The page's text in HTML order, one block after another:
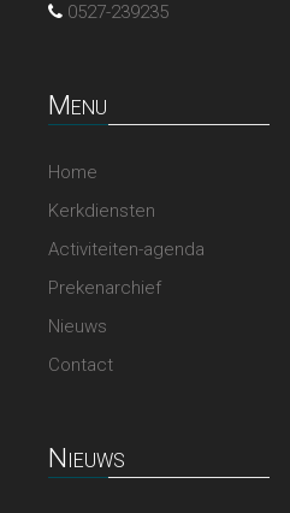
0527-239235
Menu
Home
Kerkdiensten
Activiteiten-agenda
Prekenarchief
Nieuws
Contact
Nieuws